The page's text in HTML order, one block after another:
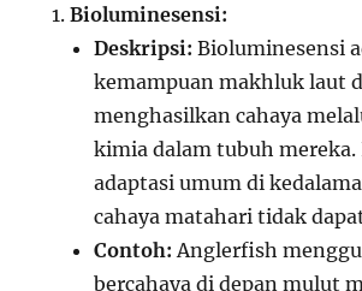
Bioluminesensi:
Deskripsi: Bioluminesensi
kemampuan makhluk laut
menghasilkan cahaya
kimia dalam tubuh mereka.
adaptasi umum di
cahaya matahari tidak
Contoh: Anglerfish
bercahaya di depan mulut